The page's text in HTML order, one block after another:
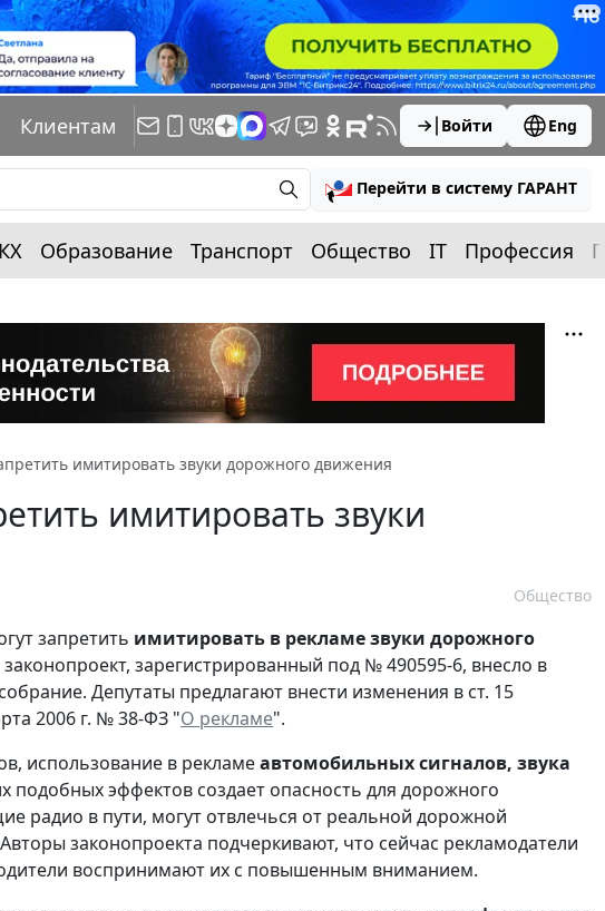
Клиентам Войти Eng
Перейти в систему ГАРАНТ
Образование Транспорт Общество IT Профессия
имитировать звуки дорожного движения
имитировать звуки
Общество
запретить имитировать в рекламе звуки дорожного
зарегистрированный под № 490595-6, внесло в
Депутаты предлагают внести изменения в ст. 15
2006 г. № 38-ФЗ "О рекламе".
использование в рекламеавтомобильных сигналов, звука
подобных эффектов создает опасность для дорожного
радио в пути, могут отвлечься от реальной дорожной
законопроекта подчеркивают, что сейчас рекламодатели
воспринимают их с повышенным вниманием.